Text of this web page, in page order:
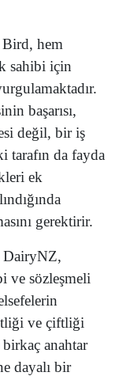
Bird, hem
sahibi için
başarısı,
değil, bir iş
tarafın da fayda
ek
gerektirir.
DairyNZ,
ve sözleşmeli
ve çiftliği
anahtar
dayalı bir